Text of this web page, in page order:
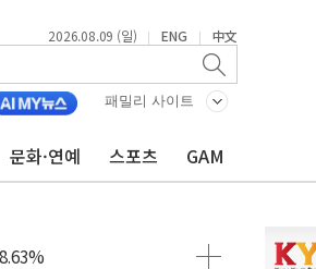
2026.08.09 (일) | ENG | 中文
패밀리 사이트
문화·연예 스포츠 GAM
통행 선제 제한
사 중
46.01% vs 鄭 44.53%
도 죽여